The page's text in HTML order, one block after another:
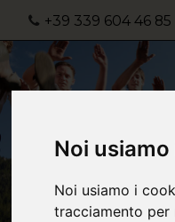
Noi
Noi usiamo i
tracciamento per
+39 339 604 46 85